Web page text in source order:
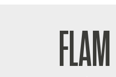
FLAM